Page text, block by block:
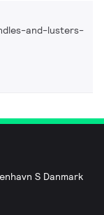
and-lusters-
S Danmark